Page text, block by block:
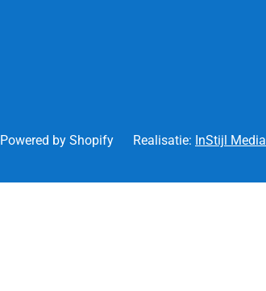
Powered by Shopify Realisatie: InStijl Media